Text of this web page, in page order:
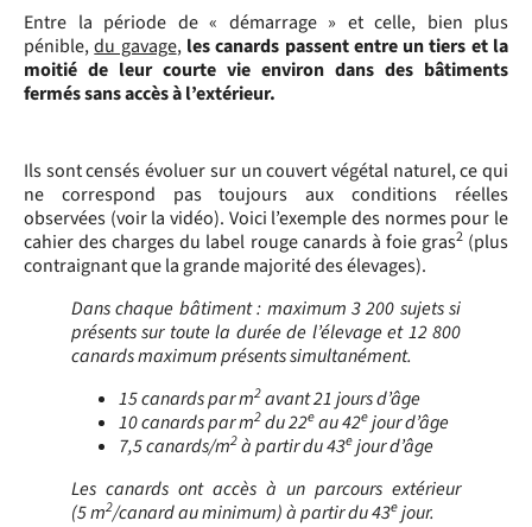
Entre la période de « démarrage » et celle, bien plus
pénible,du gavage, les canards passent entre un tiers et la
moitié de leur courte vie environ dans des bâtiments
fermés sans accès à l’extérieur.
Ils sont censés évoluer sur un couvert végétal naturel,ce qui
ne correspond pas toujours aux conditions réelles
observées (voir la vidéo). Voici l’exemple des normes pour le
cahier des charges du label rouge canards à foie gras2(plus
contraignant que la grande majorité des élevages).
Dans chaque bâtiment : maximum 3 200 sujets si
présents sur toute la durée de l’élevage et 12 800
canards maximum présents simultanément.
15 canards par m2avant 21 jours d’âge
10 canards par m2du 22eau 42ejour d’âge
7,5 canards/m2à partir du 43ejour d’âge
Les canards ont accès à un parcours extérieur
(5 m2/canard au minimum) à partir du 43ejour.